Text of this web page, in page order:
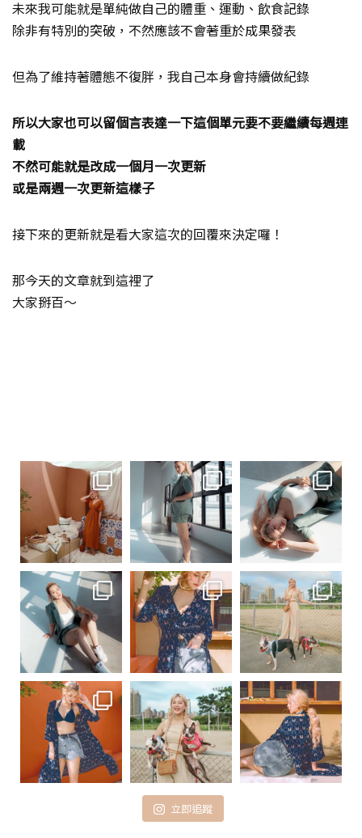
未來我可能就是單純做自己的體重、運動、飲食記錄
除非有特別的突破，不然應該不會著重於成果發表
但為了維持著體態不復胖，我自己本身會持續做紀錄
所以大家也可以留個言表達一下這個單元要不要繼續每週連
載
不然可能就是改成一個月一次更新
或是兩週一次更新這樣子
接下來的更新就是看大家這次的回覆來決定囉！
那今天的文章就到這裡了
大家掰百～
立即追蹤